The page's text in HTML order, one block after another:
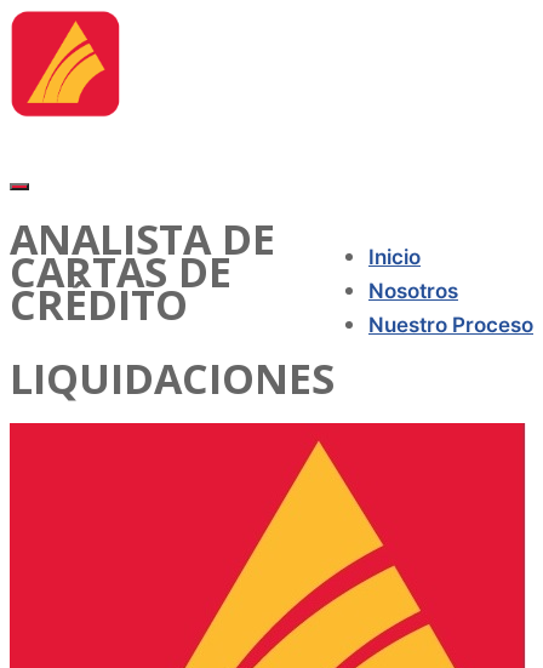
Inicio
Nosotros
Nuestro Proceso
ANALISTA DE
CARTAS DE
CRÉDITO
LIQUIDACIONES